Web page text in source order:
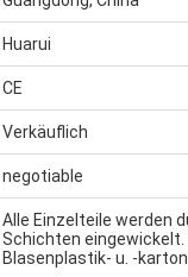
Huarui
CE
Verkäuflich
negotiable
Alle Einzelteile werden
Schichten eingewickelt.
Blasenplastik- u. -